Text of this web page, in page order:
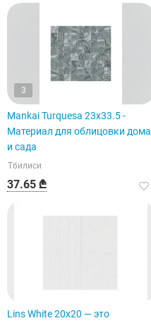
3
Mankai Turquesa 23x33.5 -
Материал для облицовки дома
и сада
Тбилиси
37.65 ₾
Lins White 20x20 — это